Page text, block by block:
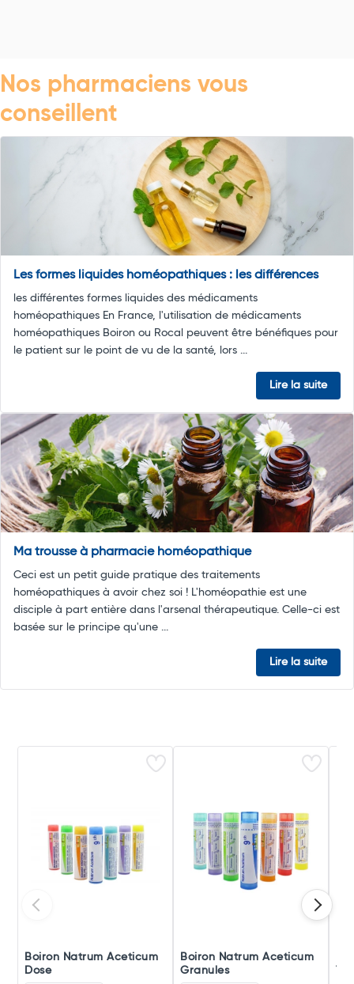
Nos pharmaciens vous
conseillent
Les formes liquides homéopathiques : les différences
les différentes formes liquides des médicaments
homéopathiques En France, l'utilisation de médicaments
homéopathiques Boiron ou Rocal peuvent être bénéfiques pour
le patient sur le point de vu de la santé, lors ...
Lire la suite
Ma trousse à pharmacie homéopathique
Ceci est un petit guide pratique des traitements
homéopathiques à avoir chez soi ! L'homéopathie est une
disciple à part entière dans l'arsenal thérapeutique. Celle-ci est
basée sur le principe qu'une ...
Lire la suite
Boiron Natrum Aceticum
Dose
Boiron Natrum Aceticum
Granules